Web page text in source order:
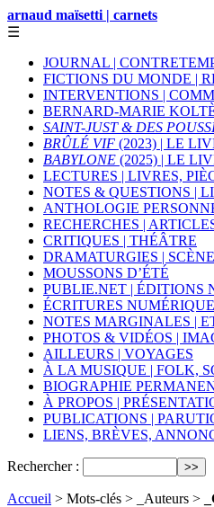
arnaud maïsetti | carnets
☰
JOURNAL |
FICTIONS DU MONDE |
INTERVENTIONS |
BERNARD-MARIE
SAINT-JUST & DES
BRÛLÉ VIF (2023) | LE
BABYLONE (2025) | LE
LECTURES | LIVRES,
NOTES & QUESTIONS |
ANTHOLOGIE
RECHERCHES |
CRITIQUES | THÉÂTRE
DRAMATURGIES |
MOUSSONS D’ÉTÉ
PUBLIE.NET | ÉDITIONS
ÉCRITURES
NOTES MARGINALES |
PHOTOS & VIDÉOS |
AILLEURS | VOYAGES
À LA MUSIQUE | FOLK,
BIOGRAPHIE
À PROPOS |
PUBLICATIONS |
LIENS, BRÈVES,
Rechercher :
Accueil > Mots-clés > _Auteurs >